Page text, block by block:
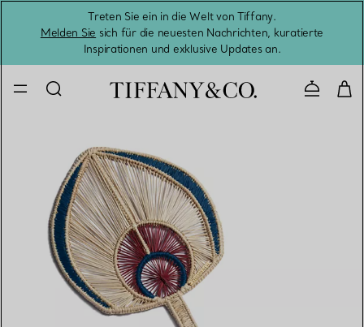
Treten Sie ein in die Welt von Tiffany.
Melden Sie sich für die neuesten Nachrichten, kuratierte
Inspirationen und exklusive Updates an.